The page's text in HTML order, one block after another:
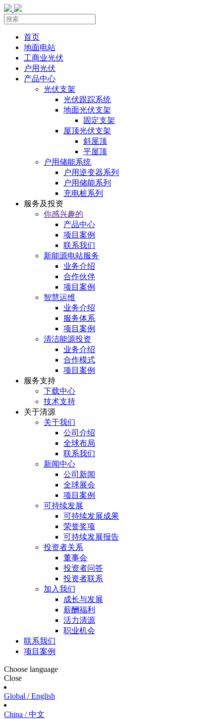
首页
地面电站
工商业光伏
户用光伏
产品中心
光伏支架
光伏跟踪系统
地面光伏支架
固定支架
屋顶光伏支架
斜屋顶
平屋顶
户用储能系统
户用逆变器系列
户用储能系列
充电桩系列
服务及投资
你感兴趣的
产品中心
项目案例
联系我们
新能源电站服务
业务介绍
合作伙伴
项目案例
智慧运维
业务介绍
服务体系
项目案例
清洁能源投资
业务介绍
合作模式
项目案例
服务⽀持
下载中心
技术支持
关于清源
关于我们
公司介绍
全球布局
联系我们
新闻中心
公司新闻
全球展会
项目案例
可持续发展
可持续发展成果
荣誉奖项
可持续发展报告
投资者关系
董事会
投资者问答
投资者联系
加入我们
成长与发展
薪酬福利
活力清源
职业机会
联系我们
项目案例
Choose language
Close
Global / English
China / 中文